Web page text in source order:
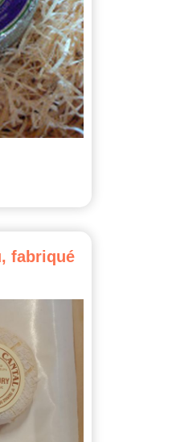
fabriqué